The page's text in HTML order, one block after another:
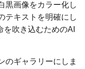
黒画像をカラー化し
テキストを明確にし
吹き込むためのAI
のギャラリーにしま